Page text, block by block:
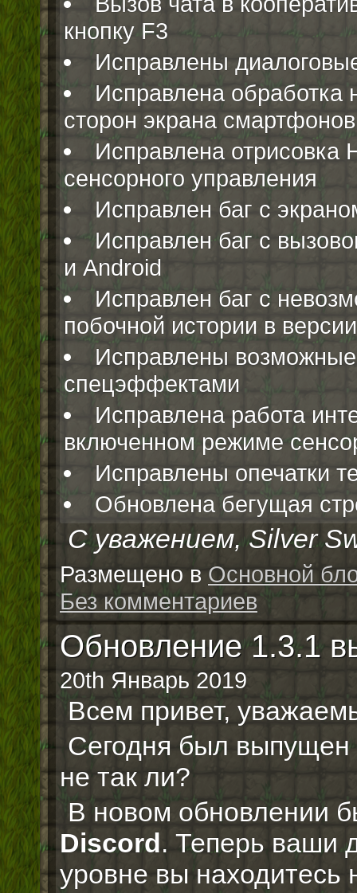
кнопку F3
Исправлены
Исправлена обработка
сторон экрана смартфонов
Исправлена
сенсорного управления
Исправлен баг с
Исправлен баг с
и Android
Исправлен баг с
побочной истории в
Исправлены
спецэффектами
Исправлена работа
включенном режиме
Исправлены опечатки
Обновлена бегущая
С уважением, Silver
Размещено в Основной
Без комментариев
Обновление 1.3.1
20th Январь 2019
Всем привет,
Сегодня был выпущен
не так ли?
В новом обновлении
Discord. Теперь ваши
уровне вы